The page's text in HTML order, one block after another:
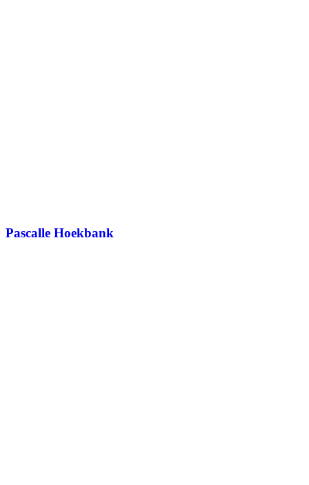
Pascalle Hoekbank